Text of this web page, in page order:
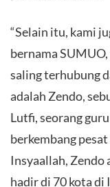
“Selain itu, kami
bernama
saling terhubung
adalah Zendo,
Lutfi, seorang
berkembang
Insyaallah, Zendo
hadir di 70 kota di